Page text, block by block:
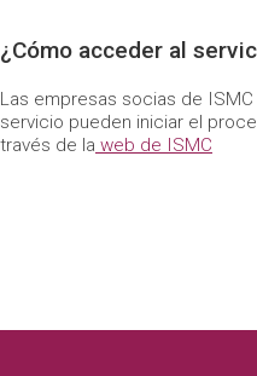
¿Cómo acceder al
Las empresas socias de
servicio pueden iniciar el
través de la web de ISMC